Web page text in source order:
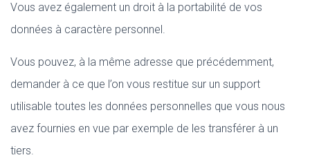
Vous avez également un droit à la portabilité de vos
données à caractère personnel.
Vous pouvez, à la même adresse que précédemment,
demander à ce que l’on vous restitue sur un support
utilisable toutes les données personnelles que vous nous
avez fournies en vue par exemple de les transférer à un
tiers.